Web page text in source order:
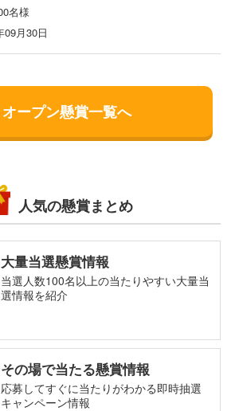
名様
09月30日
オープン懸賞一覧へ
人気の懸賞まとめ
大量当選懸賞情報
当選人数100名以上の当たりやすい大量当
選情報を紹介
その場で当たる懸賞情報
応募してすぐに当たりがわかる即時抽選
キャンペーン情報